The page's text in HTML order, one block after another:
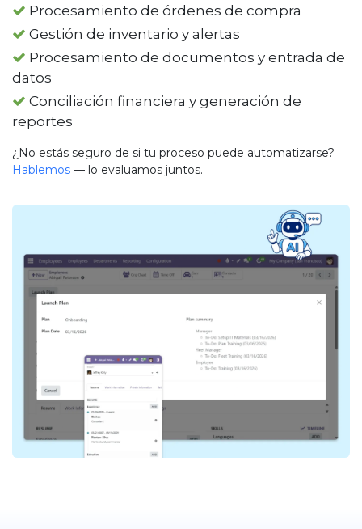
Procesamiento de órdenes de compra
Gestión de inventario y alertas
Procesamiento de documentos y entrada de
datos
Conciliación financiera y generación de
reportes
¿No estás seguro de si tu proceso puede automatizarse?
Hablemos — lo evaluamos juntos.